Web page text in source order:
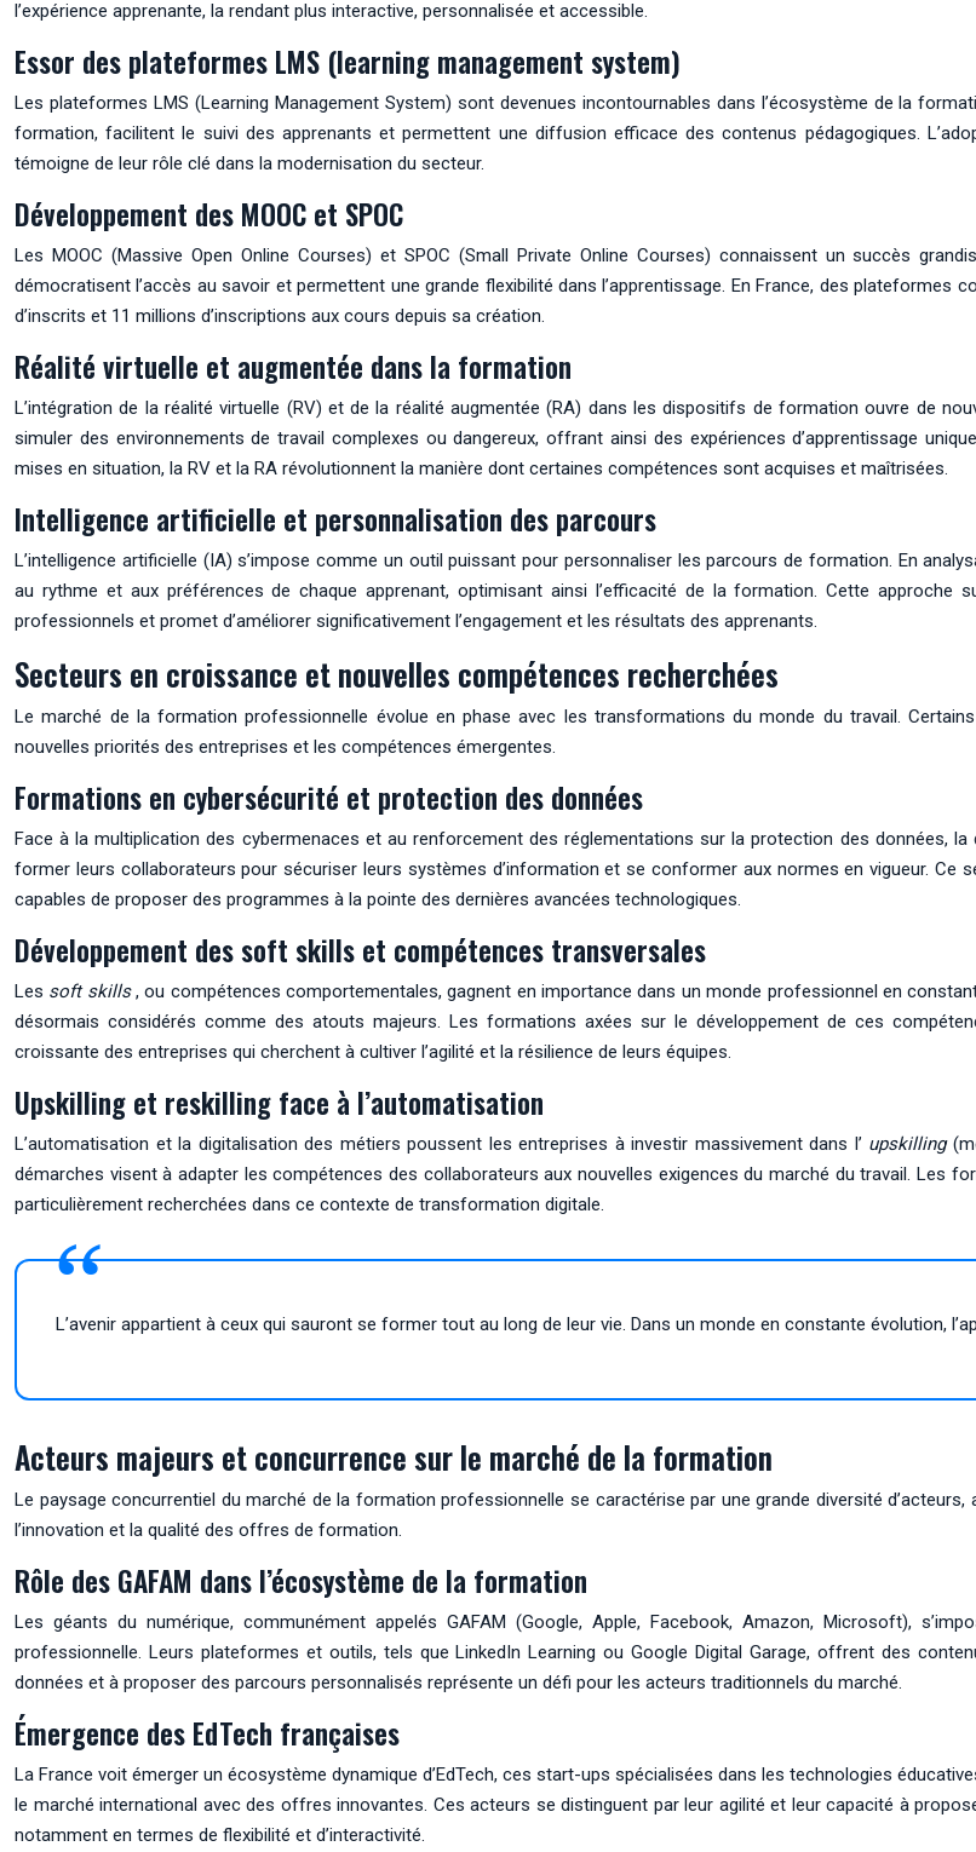
l’expérience apprenante, la rendant plus interactive, personnalisée et accessible.
Essor des plateformes LMS (learning management system)
Les plateformes LMS (Learning Management System) sont devenues incontournables dans l’écosystème de la
formation, facilitent le suivi des apprenants et permettent une diffusion efficace des contenus pédagogiques.
témoigne de leur rôle clé dans la modernisation du secteur.
Développement des MOOC et SPOC
Les MOOC (Massive Open Online Courses) et SPOC (Small Private Online Courses) connaissent un succès
démocratisent l’accès au savoir et permettent une grande flexibilité dans l’apprentissage. En France, des plateformes
d’inscrits et 11 millions d’inscriptions aux cours depuis sa création.
Réalité virtuelle et augmentée dans la formation
L’intégration de la réalité virtuelle (RV) et de la réalité augmentée (RA) dans les dispositifs de formation ouvre de
simuler des environnements de travail complexes ou dangereux, offrant ainsi des expériences d’apprentissage
mises en situation, la RV et la RA révolutionnent la manière dont certaines compétences sont acquises et maîtrisées.
Intelligence artificielle et personnalisation des parcours
L’intelligence artificielle (IA) s’impose comme un outil puissant pour personnaliser les parcours de formation. En
au rythme et aux préférences de chaque apprenant, optimisant ainsi l’efficacité de la formation. Cette approche
professionnels et promet d’améliorer significativement l’engagement et les résultats des apprenants.
Secteurs en croissance et nouvelles compétences recherchées
Le marché de la formation professionnelle évolue en phase avec les transformations du monde du travail.
nouvelles priorités des entreprises et les compétences émergentes.
Formations en cybersécurité et protection des données
Face à la multiplication des cybermenaces et au renforcement des réglementations sur la protection des données,
former leurs collaborateurs pour sécuriser leurs systèmes d’information et se conformer aux normes en vigueur.
capables de proposer des programmes à la pointe des dernières avancées technologiques.
Développement des soft skills et compétences transversales
Les soft skills, ou compétences comportementales, gagnent en importance dans un monde professionnel en
désormais considérés comme des atouts majeurs. Les formations axées sur le développement de ces
croissante des entreprises qui cherchent à cultiver l’agilité et la résilience de leurs équipes.
Upskilling et reskilling face à l’automatisation
L’automatisation et la digitalisation des métiers poussent les entreprises à investir massivement dans l’ upskilling
démarches visent à adapter les compétences des collaborateurs aux nouvelles exigences du marché du travail. Les
particulièrement recherchées dans ce contexte de transformation digitale.
L’avenir appartient à ceux qui sauront se former tout au long de leur vie. Dans un monde en constante évolution,
Acteurs majeurs et concurrence sur le marché de la formation
Le paysage concurrentiel du marché de la formation professionnelle se caractérise par une grande diversité
l’innovation et la qualité des offres de formation.
Rôle des GAFAM dans l’écosystème de la formation
Les géants du numérique, communément appelés GAFAM (Google, Apple, Facebook, Amazon, Microsoft),
professionnelle. Leurs plateformes et outils, tels que LinkedIn Learning ou Google Digital Garage, offrent des
données et à proposer des parcours personnalisés représente un défi pour les acteurs traditionnels du marché.
Émergence des EdTech françaises
La France voit émerger un écosystème dynamique d’EdTech, ces start-ups spécialisées dans les technologies
le marché international avec des offres innovantes. Ces acteurs se distinguent par leur agilité et leur capacité à
notamment en termes de flexibilité et d’interactivité.